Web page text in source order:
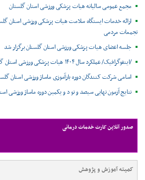
مجمع عمومی سالیانه هیات پزشکی ورزشی استان گلستان
ارائه خدمات ایستگاه سلامت هیات پزشکی ورزشی استان
تجمعات مردمی
جلسه اعضای هیات پزشکی ورزشی استان گلستان برگزار شد
/اینفوگرافیک/ عملکرد سال ۱۴۰۴ هیات پزشکی ورزشی استان گلستان
اسامی شرکت کنندگان دوره بازآموزی ماساژ ورزشی استان
نتایج آزمون نهایی سیصد و نو د و یکمین دوره ماساژ ورزشی
صدور آنلاین کارت خدمات درمانی
کمیته آموزش و پژوهش